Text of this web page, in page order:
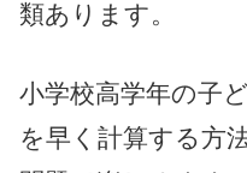
類あります。
小学校高学年の子
を早く計算する方